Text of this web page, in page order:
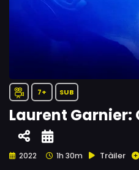
7+ SUB
Laurent Garnier:
2022 1h 30m Tràiler